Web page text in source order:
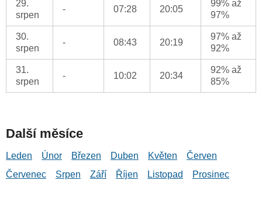
29.
srpen
- 07:28 20:05
99% až
97%
30.
srpen
- 08:43 20:19
97% až
92%
31.
srpen
- 10:02 20:34
92% až
85%
Další měsíce
Leden Únor Březen Duben Květen
Červen
Červenec
Srpen Září Říjen Listopad Prosinec